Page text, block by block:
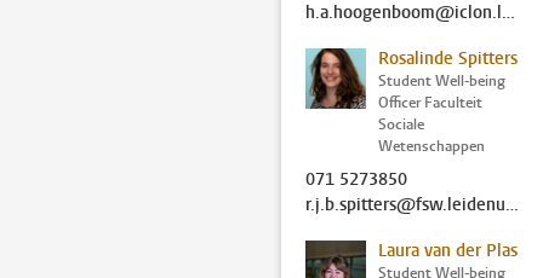
h.a.hoogenboom@iclon.leidenuniv.nl
Rosalinde Spitters
Student Well-being
Officer Faculteit
Sociale
Wetenschappen
071 5273850
r.j.b.spitters@fsw.leidenuniv.nl
Laura van der Plas
Student Well-being